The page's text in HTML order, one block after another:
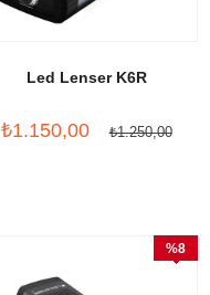
Led Lenser K6R
₺1.150,00 ₺1.250,00
%8